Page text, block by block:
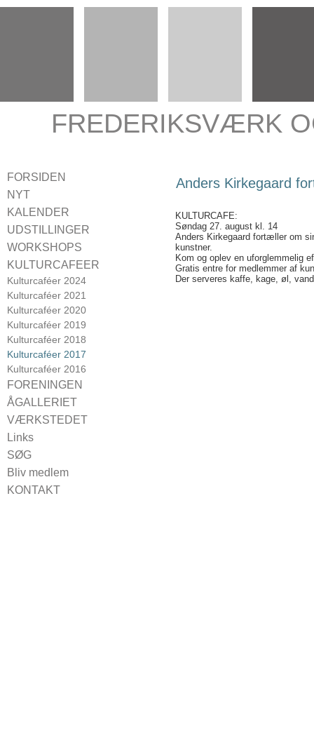
FORSIDEN
NYT
KALENDER
UDSTILLINGER
Udstillinger 2024
Udstillinger 2023
Udstillinger 2022
Udstillinger 2021
Udstillinger 2020
Udstillinger 2019
Udstillinger 2018
Udstillinger 2017
Udstillinger 2016
Udstillinger 2015
WORKSHOPS
CROQUIS
KULTURCAFEER
Kulturcaféer 2024
Kulturcaféer 2021
Kulturcaféer 2020
Kulturcaféer 2019
Kulturcaféer 2018
Kulturcaféer 2017
Kulturcaféer 2016
FORENINGEN
Bestyrelsen 2024
Vedtægter
Vagterne
ÅGALLERIET
For udstillere
VÆRKSTEDET
Booking
Links
SØG
Bliv medlem
KONTAKT
FREDERIKSVÆRK
KULTURCAFE:
Søndag 27. august kl. 14
Anders Kirkegaard fortæller om
kunstner.
Kom og oplev en uforglemmelig
Gratis entre for medlemmer af
Der serveres kaffe, kage, øl,
Anders Kirkegaard